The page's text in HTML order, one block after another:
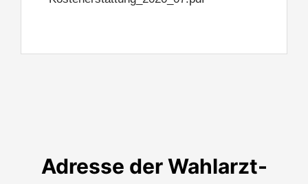
Adresse der Wahlarzt-